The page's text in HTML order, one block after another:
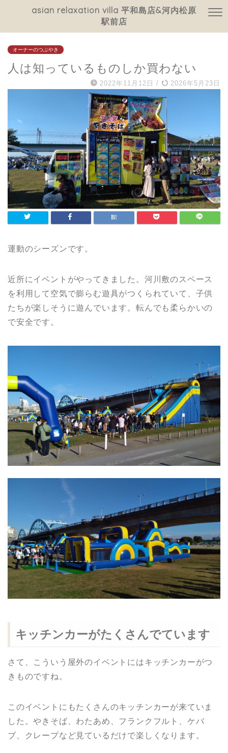
asian relaxation villa 平和島店&河内松原
駅前店
オーナーのつぶやき
人は知っているものしか買わない
2022年11月12日 / 2026年5月23日
運動のシーズンです。
近所にイベントがやってきました。河川敷のスペース
を利用して空気で膨らむ遊具がつくられていて、子供
たちが楽しそうに遊んでいます。転んでも柔らかいの
で安全です。
キッチンカーがたくさんでています
さて、こういう屋外のイベントにはキッチンカーがつ
きものですね。
このイベントにもたくさんのキッチンカーが来ていま
した。やきそば、わたあめ、フランクフルト、ケバ
ブ、クレープなど見ているだけで楽しくなります。